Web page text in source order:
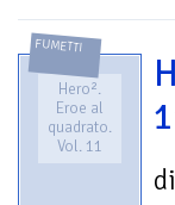
FUMETTI
Hero².
Eroe al
quadrato.
Vol. 11
di